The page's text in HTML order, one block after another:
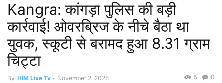
Kangra: कांगड़ा पुलिस की बड़ी
कार्रवाई! ओवरब्रिज के नीचे बैठा था
युवक, स्कूटी से बरामद हुआ 8.31 ग्राम
चिट्टा
By HIM Live Tv - November 2, 2025 0
5